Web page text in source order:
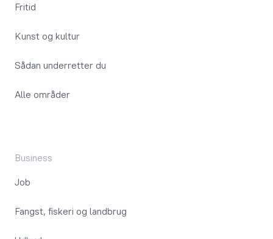
Fritid
Kunst og kultur
Sådan underretter du
Alle områder
Business
Job
Fangst, fiskeri og landbrug